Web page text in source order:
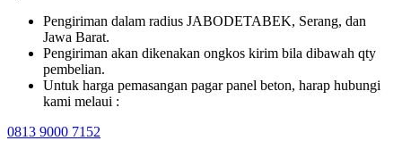
Pengiriman dalam radius JABODETABEK, Serang, dan
Jawa Barat.
Pengiriman akan dikenakan ongkos kirim bila dibawah qty
pembelian.
Untuk harga pemasangan pagar panel beton, harap hubungi
kami melaui :
0813 9000 7152